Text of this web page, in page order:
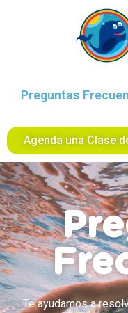
Preguntas
Agenda una Clase
Te ayudamos a